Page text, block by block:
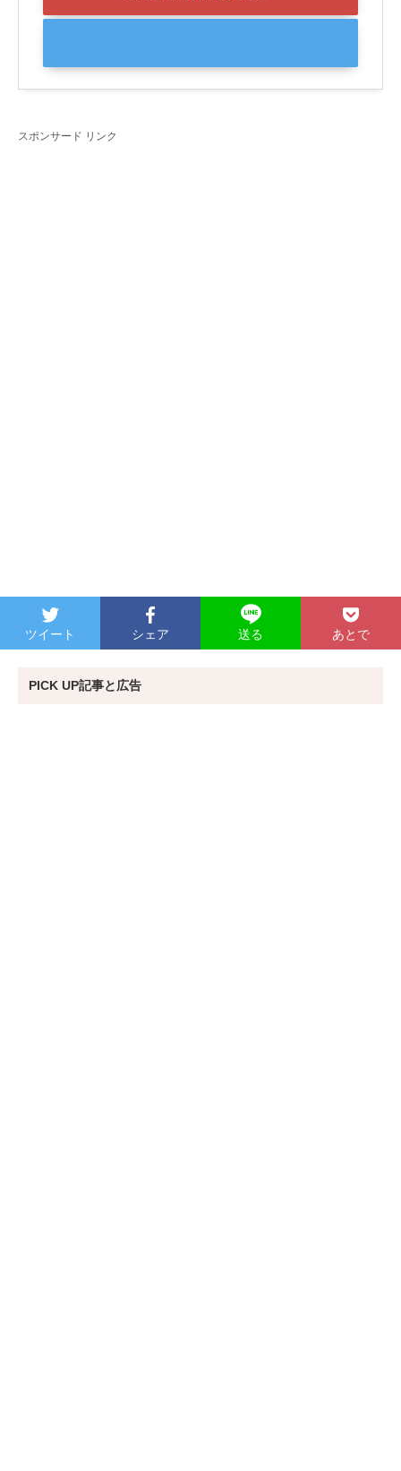
スポンサード リンク
ツイート シェア 送る あとで
PICK UP記事と広告